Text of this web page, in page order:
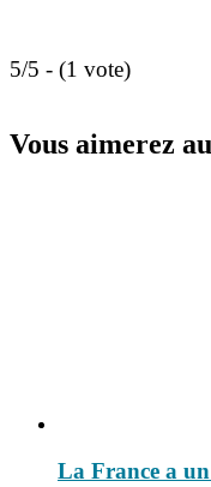
5/5 - (1 vote)
Vous aimerez
La France a